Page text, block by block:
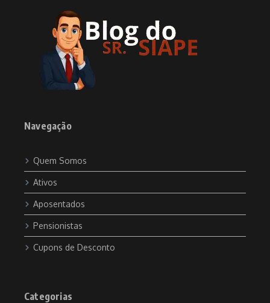
Navegação
Quem Somos
Ativos
Aposentados
Pensionistas
Cupons de Desconto
Categorias